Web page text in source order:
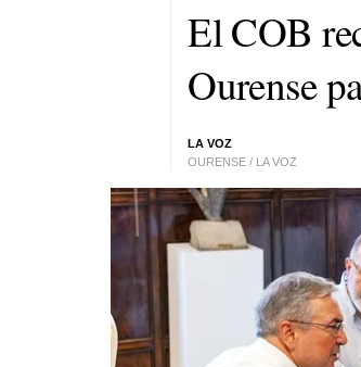
El COB
Ourense
LA VOZ
OURENSE / LA VOZ